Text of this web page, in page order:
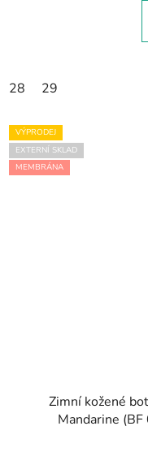
28 29
VÝPRODEJ
EXTERNÍ SKLAD
MEMBRÁNA
Zimní kožené
Mandarine